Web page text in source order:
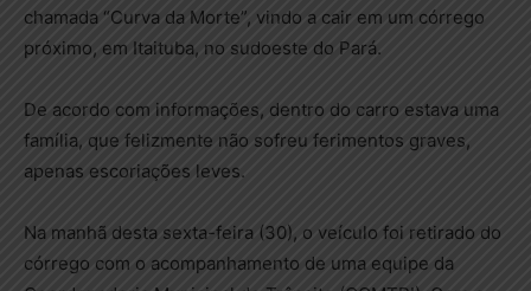
chamada “Curva da Morte”, vindo a cair em um córrego
próximo, em Itaituba, no sudoeste do Pará.
De acordo com informações, dentro do carro estava uma
família, que felizmente não sofreu ferimentos graves,
apenas escoriações leves.
Na manhã desta sexta-feira (30), o veículo foi retirado do
córrego com o acompanhamento de uma equipe da